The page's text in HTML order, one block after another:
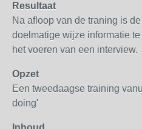
Resultaat
Na afloop van de traning is
doelmatige wijze informatie
het voeren van een interview.
Opzet
Een tweedaagse training
doing'